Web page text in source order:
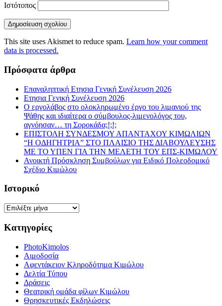
Ιστότοπος
This site uses Akismet to reduce spam. Learn how your comment
data is processed.
Πρόσφατα άρθρα
Επαναληπτική Ετησια Γενική Συνέλευση 2026
Ετησια Γενική Συνέλευση 2026
Ο εργολάβος στο ολοκληρωμένο έργο του λιμανιού της
Ψάθης και ιδιαίτερα ο σύμβουλος-λιμενολόγος του,
αγνόησαν… τη Σοροκάδα;!;!;
ΕΠΙΣΤΟΛΗ ΣΥΝΔΕΣΜΟΥ ΑΠΑΝΤΑΧΟΥ ΚΙΜΩΛΙΩΝ
“Η ΟΔΗΓΗΤΡΙΑ” ΣΤΟ ΠΛΑΙΣΙΟ ΤΗΣ ΔΙΑΒΟΥΛΕΥΣΗΣ
ΜΕ ΤΟ ΥΠΕΝ ΓΙΑ ΤΗΝ ΜΕΛΕΤΗ ΤΟΥ ΕΠΣ-ΚΙΜΩΛΟΥ
Ανοικτή Πρόσκληση Συμβούλων για Ειδικό Πολεοδομικό
Σχέδιο Κιμώλου
Ιστορικό
Ιστορικό
Κατηγορίες
PhotoKimolos
Αιμοδοσία
Αφεντάκειον Κληροδότημα Κιμώλου
Δελτία Τύπου
Δράσεις
Θεατρική ομάδα φίλων Κιμώλου
Θρησκευτικές Εκδηλώσεις